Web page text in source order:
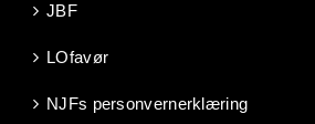
JBF
LOfavør
NJFs personvernerklæring